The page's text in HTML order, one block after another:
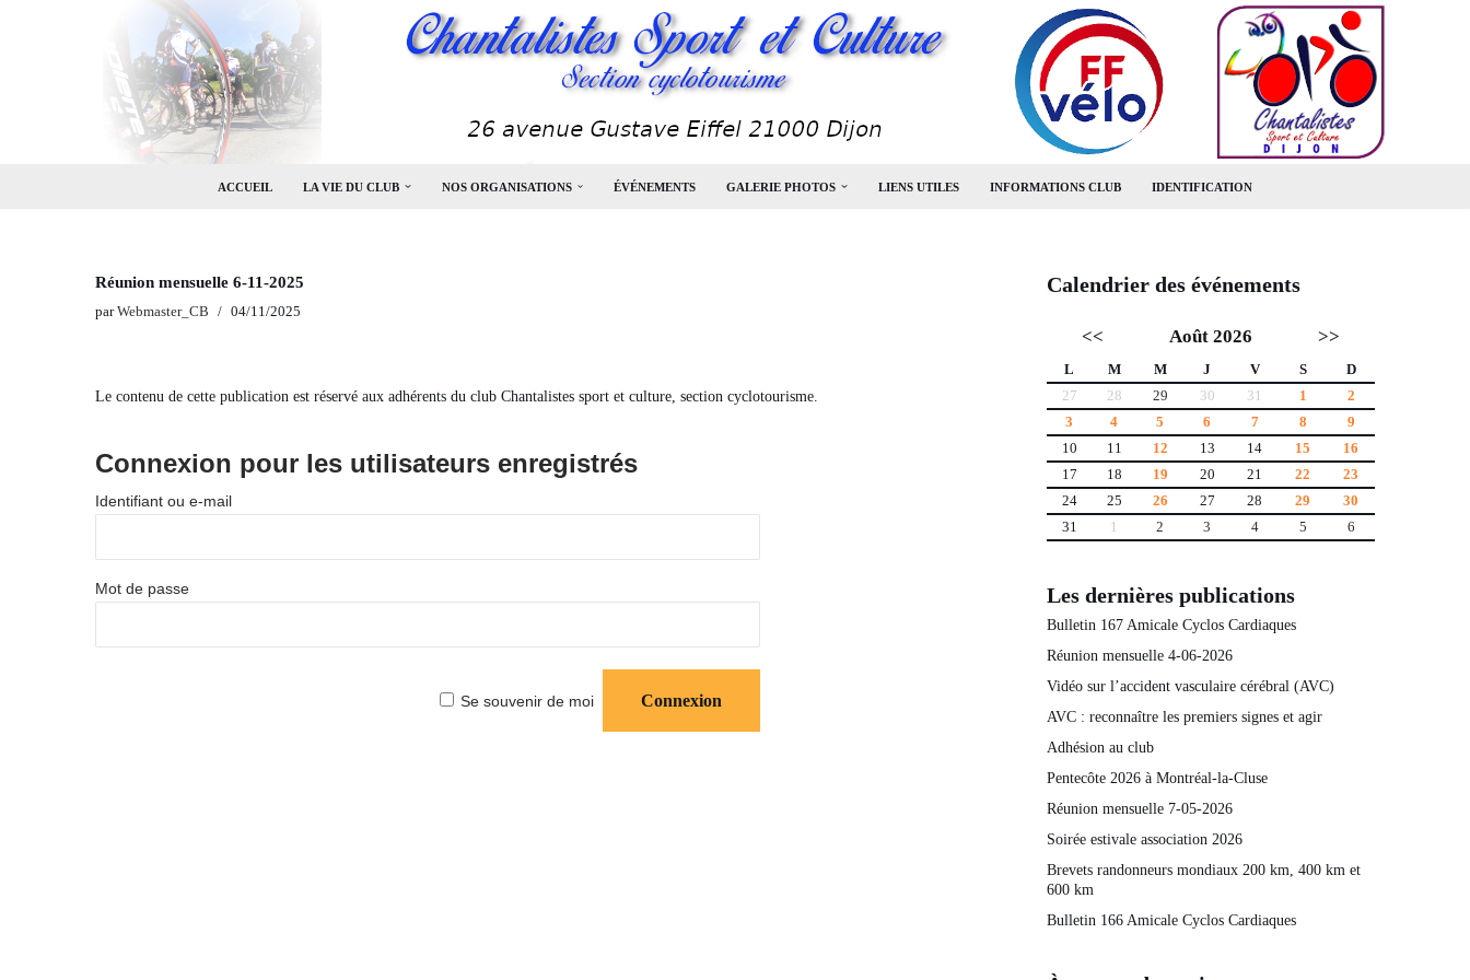
ACCUEIL LA VIE DU CLUB NOS ORGANISATIONS ÉVÉNEMENTS GALERIE PHOTOS LIENS UTILES INFORMATIONS CLUB IDENTIFICATION
Réunion mensuelle 6-11-2025
parWebmaster_CB 04/11/2025
Le contenu de cette publication est réservé aux adhérents du club Chantalistes sport et culture, section cyclotourisme.
Connexion pour les utilisateurs enregistrés
Identifiant ou e-mail
Mot de passe
Se souvenir de moi
Calendrier des événements
<< Août 2026 >>
L M M J V S
D
27
28 29 30 31 1
2
3
4 5 6 7 8
9
10
11 12 13 14 15
16
17
18 19 20 21 22
23
24
25 26 27 28 29
30
31
1 2 3 4 5 6
Les dernières publications
Bulletin 167 Amicale Cyclos Cardiaques
Réunion mensuelle 4-06-2026
Vidéo sur l’accident vasculaire cérébral (AVC)
AVC : reconnaître les premiers signes et agir
Adhésion au club
Pentecôte 2026 à Montréal-la-Cluse
Réunion mensuelle 7-05-2026
Soirée estivale association 2026
Brevets randonneurs mondiaux 200 km, 400 km et
600 km
Bulletin 166 Amicale Cyclos Cardiaques